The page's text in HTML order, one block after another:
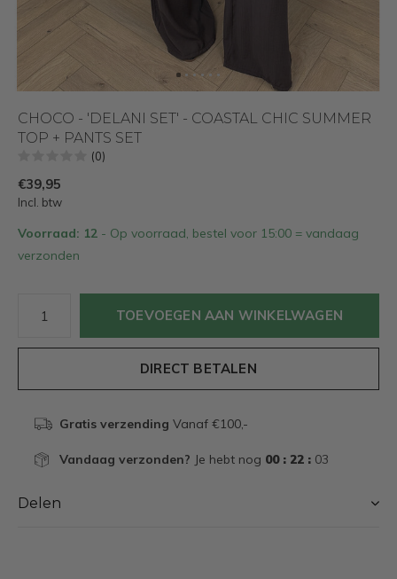
CHOCO - 'DELANI SET' - COASTAL CHIC SUMMER
TOP + PANTS SET
(0)
€39,95
Incl. btw
Voorraad: 12 - Op voorraad, bestel voor 15:00 = vandaag
verzonden
TOEVOEGEN AAN WINKELWAGEN
DIRECT BETALEN
Gratis verzending Vanaf €100,-
Vandaag verzonden? Je hebt nog 00 : 22 : 02
Delen